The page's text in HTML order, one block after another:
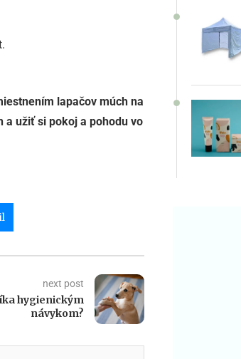
lapačov múch na
a užiť si pokoj a pohodu vo
next post
hygienickým
návykom?